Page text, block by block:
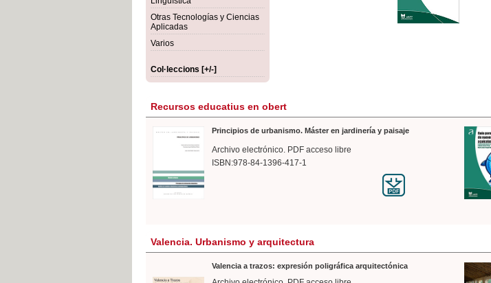
Otras Tecnologías y Ciencias
Aplicadas
Varios
Col·leccions [+/-]
Recursos educatius en obert
Principios de urbanismo. Máster en jardinería y paisaje
Archivo electrónico. PDF acceso libre
ISBN:978-84-1396-417-1
Valencia. Urbanismo y arquitectura
Valencia a trazos: expresión poligráfica arquitectónica